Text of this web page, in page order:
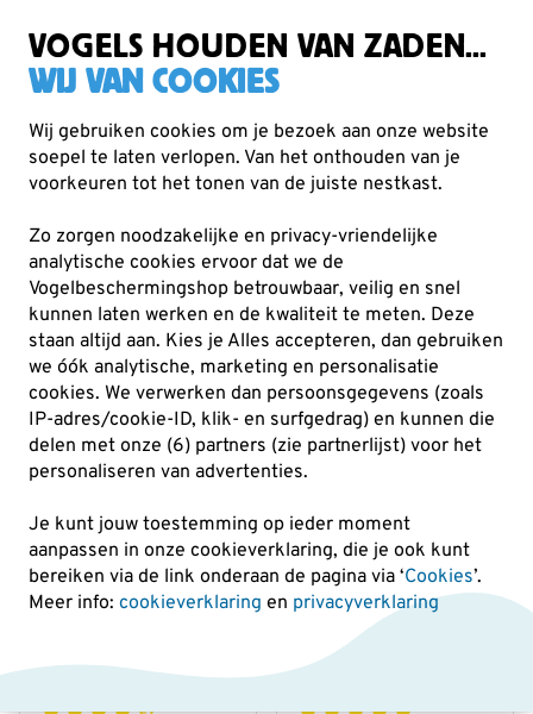
VOGELS HOUDEN VAN ZADEN...
WIJ VAN COOKIES
Wij gebruiken cookies om je bezoek aan onze website
soepel te laten verlopen. Van het onthouden van je
voorkeuren tot het tonen van de juiste nestkast.
Zo zorgen noodzakelijke en privacy-vriendelijke
analytische cookies ervoor dat we de
Vogelbeschermingshop betrouwbaar, veilig en snel
kunnen laten werken en de kwaliteit te meten. Deze
staan altijd aan. Kies je Alles accepteren, dan gebruiken
we óók analytische, marketing en personalisatie
cookies. We verwerken dan persoonsgegevens (zoals
IP-adres/cookie-ID, klik- en surfgedrag) en kunnen die
delen met onze (6) partners (zie partnerlijst) voor het
personaliseren van advertenties.
Je kunt jouw toestemming op ieder moment
aanpassen in onze cookieverklaring, die je ook kunt
bereiken via de link onderaan de pagina via ‘Cookies’.
Meer info: cookieverklaring en privacyverklaring
Nestkasten en vogelhuisjes
Met nestkasten voor de pimpelmees bied je deze kleine,
levendige vogel een veilige plek om te broeden. Deze
compacte vogelhuisjes zijn perfect voor tu Lees meer
19producten